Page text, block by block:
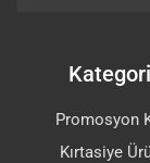
Promosyon
Kırtasiye